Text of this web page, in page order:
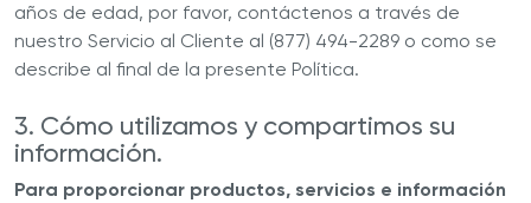
años de edad, por favor, contáctenos a través de
nuestro Servicio al Cliente al (877) 494-2289 o como se
describe al final de la presente Política.
3. Cómo utilizamos y compartimos su
información.
Para proporcionar productos, servicios e información